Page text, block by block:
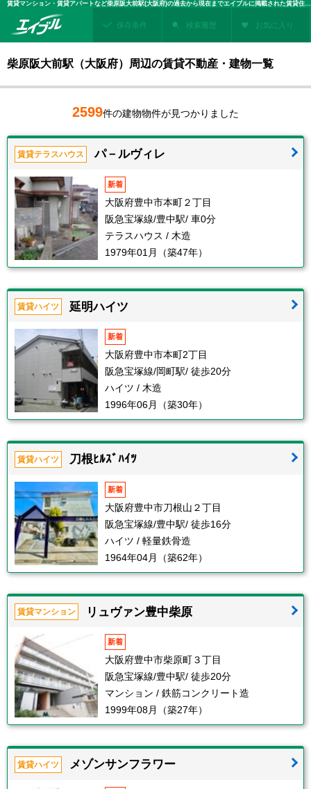
賃貸マンション・賃貸アパートなど柴原阪大前駅(大阪府)の過去から現在までエイブルに掲載された賃貸住宅情報・建物情報を検索！不動産賃貸を探すなら、お部屋探しのエイブル
保存条件 検索履歴 お気に入り
柴原阪大前駅（大阪府）周辺の賃貸不動産・建物一覧
2599件の建物物件が見つかりました
賃貸テラスハウス パ－ルヴィレ
新着
大阪府豊中市本町２丁目
阪急宝塚線/豊中駅/ 車0分
テラスハウス / 木造
1979年01月（築47年）
賃貸ハイツ 延明ハイツ
新着
大阪府豊中市本町2丁目
阪急宝塚線/岡町駅/ 徒歩20分
ハイツ / 木造
1996年06月（築30年）
賃貸ハイツ 刀根ﾋﾙｽﾞﾊｲﾂ
新着
大阪府豊中市刀根山２丁目
阪急宝塚線/豊中駅/ 徒歩16分
ハイツ / 軽量鉄骨造
1964年04月（築62年）
賃貸マンション リュヴァン豊中柴原
新着
大阪府豊中市柴原町３丁目
阪急宝塚線/豊中駅/ 徒歩20分
マンション / 鉄筋コンクリート造
1999年08月（築27年）
賃貸ハイツ メゾンサンフラワー